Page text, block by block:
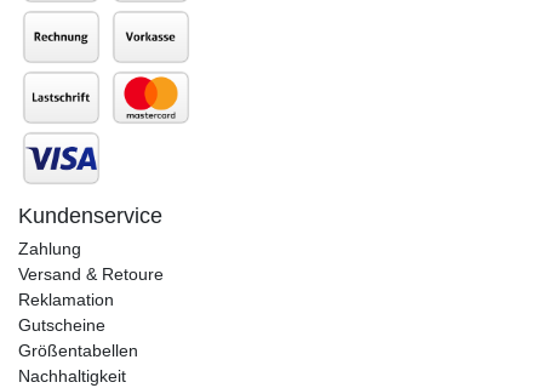
Kundenservice
Zahlung
Versand & Retoure
Reklamation
Gutscheine
Größentabellen
Nachhaltigkeit